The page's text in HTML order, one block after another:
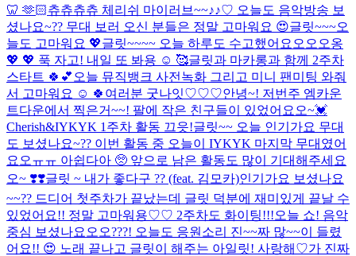
🦷 🫶🏻츄츄츄츄 체리쉬 마이러브~~♪♪♡ 오늘도 음악방송 보
셨나요~?? 무대 보러 오신 분들은 정말 고마워요 😍글릿~~~오
늘도 고마워요 💖글릿~~~~ 오늘 하루도 수고했어요오오오옹
💖 💖 푹 자고! 내일 또 봐용 ☺️ 🥰글릿과 마카롱과 함께 2주차
스타트 🍀💕 오늘 뮤직뱅크 사전녹화 그리고 미니 팬미팅 와줘
서 고마워요 ☺️ 🍀 여러분 굿나잇♡♡♡안녕~! 저번주 엠카운
트다운에서 찍은거~~! 팔에 작은 친구들이 있었어요오~💓
Cherish&IYKYK 1주차 활동 끄읏!글릿~~ 오늘 인기가요 무대
도 보셨나요~?? 이번 활동 중 오늘이 IYKYK 마지막 무대였어
요오ㅠㅠ 아쉽다아 🥺 앞으로 남은 활동도 많이 기대해주세요
오~ ❣️❣️글릿 ~ 내가 좋다구 ?? (feat. 김모카)인기가요 보셨나요
~~?? 드디어 첫주차가 끝났는데 글릿 덕분에 재미있게 끝날 수
있었어요!! 정말 고마워용♡♡ 2주차도 화이팅!!!오늘 쇼! 음악
중심 보셨나요오오???! 오늘도 응원소리 진~~짜 많~~이 들렸
어요!! 😍 노래 끝나고 글릿이 해주는 아일릿! 사랑해♡가 진짜